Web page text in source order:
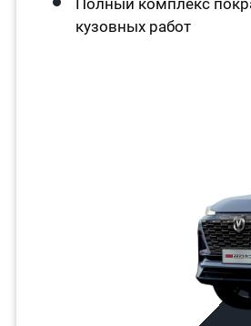
Полный комплекс
кузовных работ